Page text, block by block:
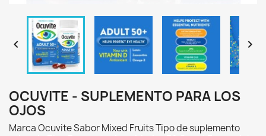
 
OCUVITE - SUPLEMENTO PARA LOS
OJOS
Marca Ocuvite Sabor Mixed Fruits Tipo de suplemento